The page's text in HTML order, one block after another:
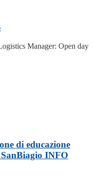
Manager: Open day
di educazione
INFO